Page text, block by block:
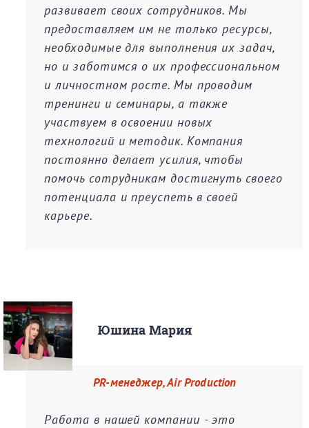
развивает своих сотрудников. Мы
предоставляем им не только ресурсы,
необходимые для выполнения их задач,
но и заботимся о их профессиональном
и личностном росте. Мы проводим
тренинги и семинары, а также
участвуем в освоении новых
технологий и методик. Компания
постоянно делает усилия, чтобы
помочь сотрудникам достигнуть своего
потенциала и преуспеть в своей
карьере.
Юшина Мария
PR-менеджер, Air Production
Работа в нашей компании - это